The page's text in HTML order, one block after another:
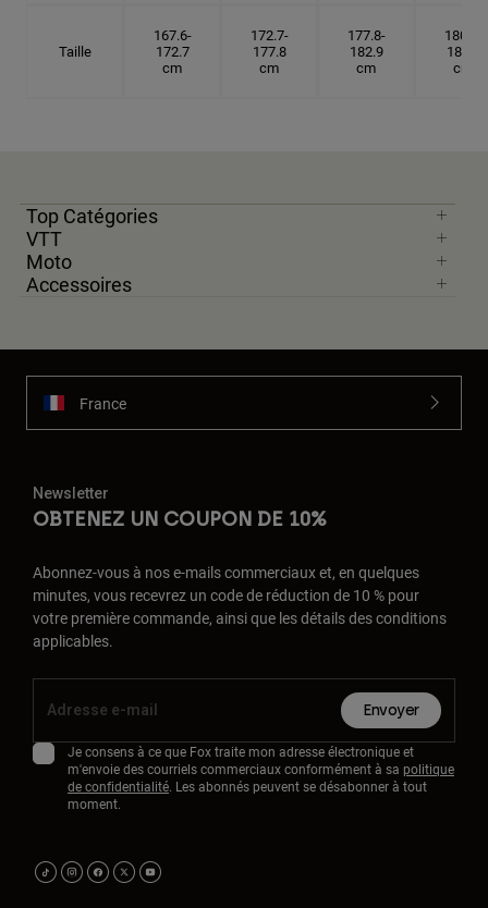
Taille
167.6-
172.7
cm
172.7-
177.8
cm
177.8-
182.9
cm
180.3-
185.5
cm
Top Catégories
VTT
Moto
Accessoires
France
Newsletter
OBTENEZ UN COUPON DE 10%
Abonnez-vous à nos e-mails commerciaux et, en quelques
minutes, vous recevrez un code de réduction de 10 % pour
votre première commande, ainsi que les détails des conditions
applicables.
Envoyer
Je consens à ce que Fox traite mon adresse électronique et
m'envoie des courriels commerciaux conformément à sa politique
de confidentialité. Les abonnés peuvent se désabonner à tout
moment.